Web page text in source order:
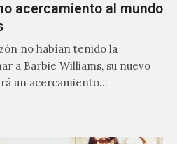
acercamiento al mundo
no habían tenido la
a Barbie Williams, su nuevo
un acercamiento…